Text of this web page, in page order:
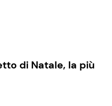
di Natale, la più